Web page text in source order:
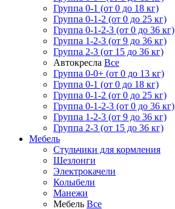
Группа 0-1 (от 0 до 18 кг)
Группа 0-1-2 (от 0 до 25 кг)
Группа 0-1-2-3 (от 0 до 36 кг)
Группа 1-2-3 (от 9 до 36 кг)
Группа 2-3 (от 15 до 36 кг)
Автокресла Все
Группа 0-0+ (от 0 до 13 кг)
Группа 0-1 (от 0 до 18 кг)
Группа 0-1-2 (от 0 до 25 кг)
Группа 0-1-2-3 (от 0 до 36 кг)
Группа 1-2-3 (от 9 до 36 кг)
Группа 2-3 (от 15 до 36 кг)
Мебель
Cтульчики для кормления
Шезлонги
Электрокачели
Колыбели
Манежи
Мебель Все